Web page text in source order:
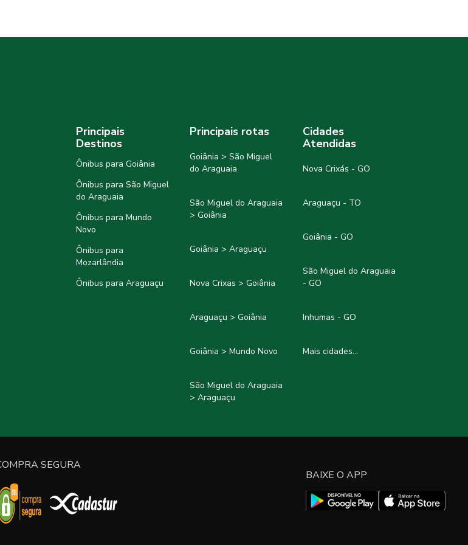
Principais
Destinos
Ônibus para Goiânia
Ônibus para São Miguel
do Araguaia
Ônibus para Mundo
Novo
Ônibus para
Mozarlândia
Ônibus para Araguaçu
Principais rotas
Goiânia > São Miguel
do Araguaia
São Miguel do Araguaia
> Goiânia
Goiânia > Araguaçu
Nova Crixas > Goiânia
Araguaçu > Goiânia
Goiânia > Mundo Novo
São Miguel do Araguaia
> Araguaçu
Cidades
Atendidas
Nova Crixás - GO
Araguaçu - TO
Goiânia - GO
São Miguel do Araguaia
- GO
Inhumas - GO
Mais cidades...
SEGURA
BAIXE O APP